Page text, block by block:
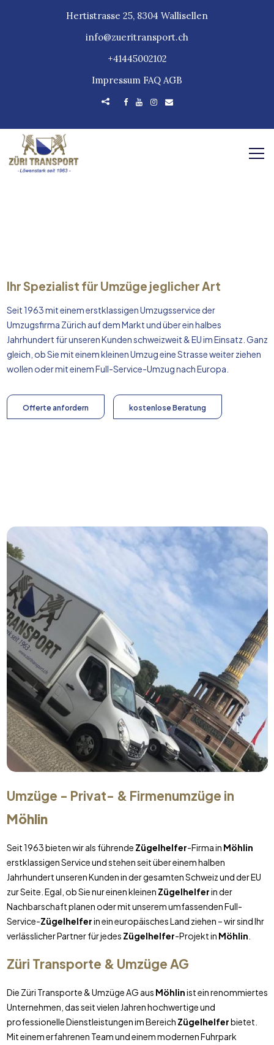
Hertistrasse 25, 8304 Wallisellen
info@zueritransport.ch
+41445002102
Impressum FAQ AGB
Ihr Spezialist für Umzüge jeglicher Art
Seit 1963 mit einem erstklassigen Umzugsservice der
Umzugsfirma Zürich auf dem Markt und über ein halbes
Jahrhundert für unseren Kunden schweizweit & EU im Einsatz. Ganz
gleich, ob Sie mit einem kleinen Umzug eine Strasse weiter ziehen
wollen oder mit einem Full-Service-Umzug nachEuropa
Offerte anfordern kostenlose Beratung
Umzüge - Privat- & Firmenumzüge in
Möhlin
Seit 1963 bieten wir als führende Zügelhelfer-Firma in Möhlin
erstklassigen Service und stehen seit über einem halben
Jahrhundert unseren Kunden in der gesamten Schweiz und der EU
zur Seite. Egal, ob Sie nur einen kleinen Zügelhelferin der
Nachbarschaft planen oder mit unserem umfassenden Full-
Service-Zügelhelferin ein europäisches Land ziehen – wir sind Ihr
verlässlicher Partner für jedes Zügelhelfer-Projekt in Möhlin
Züri Transporte & Umzüge AG
Die Züri Transporte & Umzüge AG aus Möhlinist ein renommiertes
Unternehmen, das seit vielen Jahren hochwertige und
professionelle Dienstleistungen im Bereich Zügelhelferbietet.
Mit einem erfahrenen Team und einem modernen Fuhrpark